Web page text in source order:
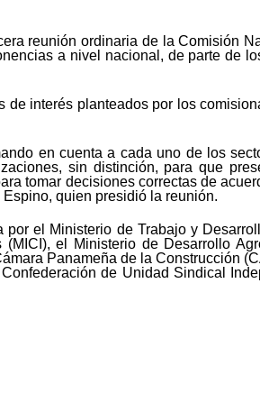
reunión ordinaria de la Comisión
a nivel nacional, de parte de
de interés planteados por los
en cuenta a cada uno de los
sin distinción, para que
tomar decisiones correctas de
quien presidió la reunión.
el Ministerio de Trabajo y
el Ministerio de Desarrollo
Panameña de la Construcción
de Unidad Sindical